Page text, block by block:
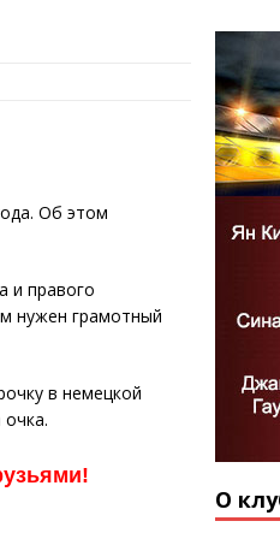
Об этом
и правого
нужен грамотный
в немецкой
О